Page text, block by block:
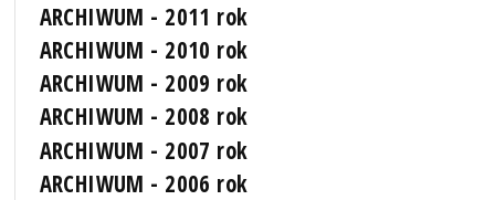
ARCHIWUM - 2011 rok
ARCHIWUM - 2010 rok
ARCHIWUM - 2009 rok
ARCHIWUM - 2008 rok
ARCHIWUM - 2007 rok
ARCHIWUM - 2006 rok